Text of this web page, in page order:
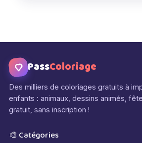
PassColoriage
Des milliers de coloriages gratuits à
enfants : animaux, dessins animés,
gratuit, sans inscription !
🎨 Catégories